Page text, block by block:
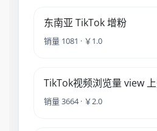
东南亚 TikTok 增粉
销量 1081 · ￥1.0
TikTok视频浏览量 view
销量 3664 · ￥2.0